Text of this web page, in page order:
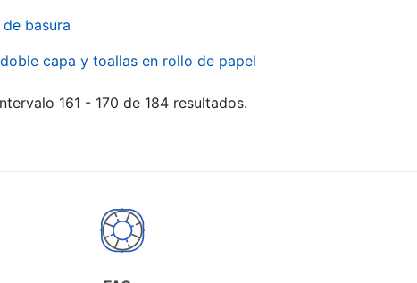
basura
capa y toallas en rollo de papel
161 - 170 de 184 resultados.